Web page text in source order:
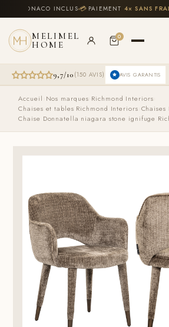
au
contenu
MONACO INCLUS 💳PAIEMENT 4× SANS FRAIS
MELIMEL
HOME
0
9,7/10 (150 AVIS) AVIS GARANTIS
Accueil Nos marques Richmond Interiors
Chaises et tables Richmond Interiors
Chaise Donnatella niagara stone ignifuge